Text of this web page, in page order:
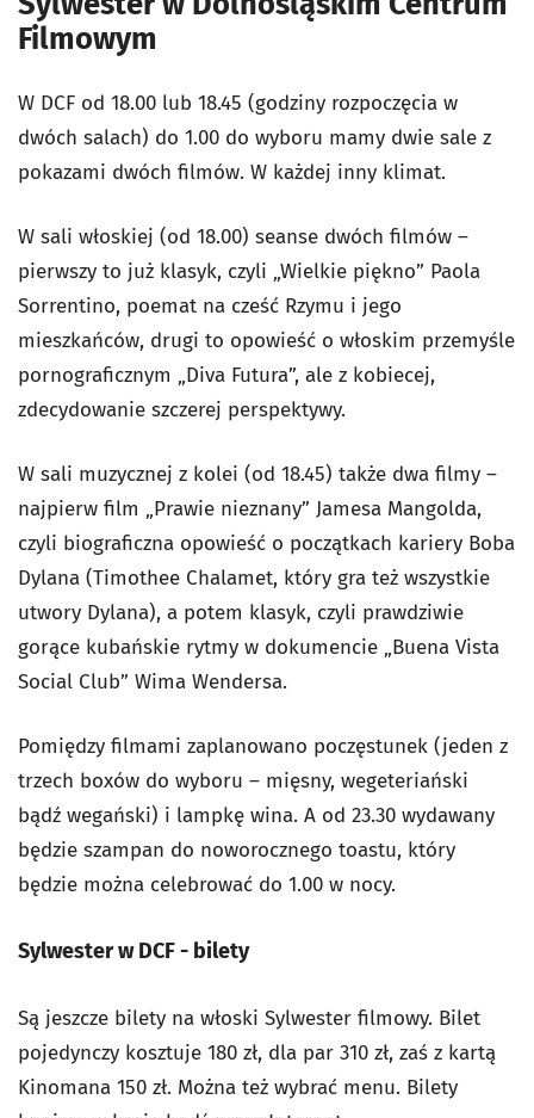
Filmowym
W DCF od 18.00 lub 18.45 (godziny rozpoczęcia w
dwóch salach) do 1.00 do wyboru mamy dwie sale z
pokazami dwóch filmów. W każdej inny klimat.
W sali włoskiej (od 18.00) seanse dwóch filmów –
pierwszy to już klasyk, czyli „Wielkie piękno” Paola
Sorrentino, poemat na cześć Rzymu i jego
mieszkańców, drugi to opowieść o włoskim przemyśle
pornograficznym „Diva Futura”, ale z kobiecej,
zdecydowanie szczerej perspektywy.
W sali muzycznej z kolei (od 18.45) także dwa filmy –
najpierw film „Prawie nieznany” Jamesa Mangolda,
czyli biograficzna opowieść o początkach kariery Boba
Dylana (Timothee Chalamet, który gra też wszystkie
utwory Dylana), a potem klasyk, czyli prawdziwie
gorące kubańskie rytmy w dokumencie „Buena Vista
Social Club” Wima Wendersa.
Pomiędzy filmami zaplanowano poczęstunek (jeden z
trzech boxów do wyboru – mięsny, wegeteriański
bądź wegański) i lampkę wina. A od 23.30 wydawany
będzie szampan do noworocznego toastu, który
będzie można celebrować do 1.00 w nocy.
Sylwester w DCF - bilety
Są jeszcze bilety na włoski Sylwester filmowy. Bilet
pojedynczy kosztuje 180 zł, dla par 310 zł, zaś z kartą
Kinomana 150 zł. Można też wybrać menu. Bilety